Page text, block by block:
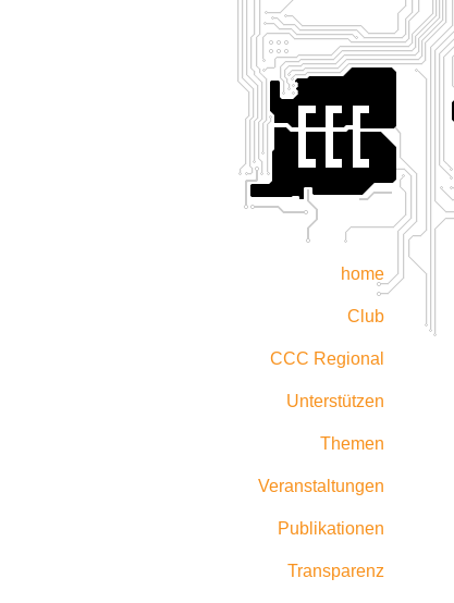
home
Club
CCC Regional
Unterstützen
Themen
Veranstaltungen
Publikationen
Transparenz